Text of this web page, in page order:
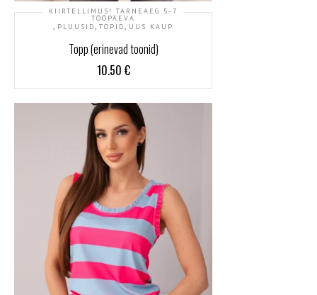
KIIRTELLIMUS! TARNEAEG 5-7
TÖÖPÄEVA
, PLUUSID, TOPID, UUS KAUP
Topp (erinevad toonid)
10.50 €